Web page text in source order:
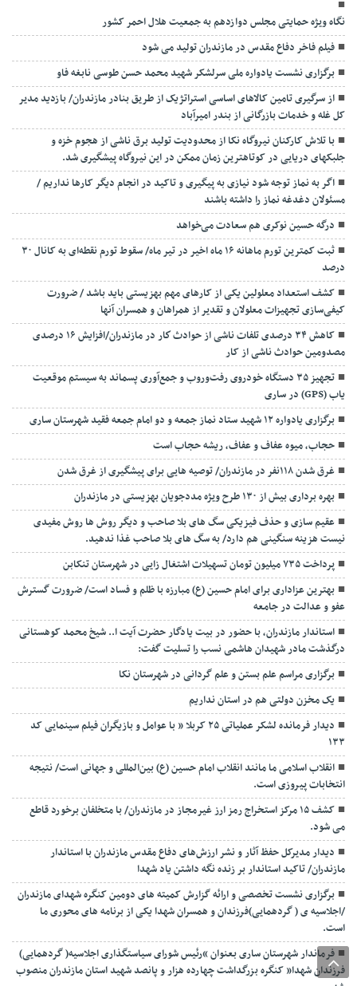
نگاه ویژه حمایتی مجلس دوازدهم به جمعیت هلال احمر کشور
فیلم فاخر دفاع مقدس در مازندران تولید می شود
برگزاری نشست یادواره ملی سرلشکر شهید محمد حسن طوسی نابغه فاو
از سرگیری تامین کالاهای اساسی استراتژیک از طریق بنادر مازندران/ بازدید مدیر
کل غله و خدمات بازرگانی از بندر امیرآباد
با تلاش کارکنان نیروگاه نکا از محدودیت تولید برق ناشی از هجوم خزه و
جلبکهای دریایی در کوتاهترین زمان ممکن در این نیروگاه پیشگیری شد.
اگر به نماز توجه شود نیازی به پیگیری و تاکید در انجام دیگر کارها نداریم /
مسئولان دغدغه نماز را داشته باشند
درگه حسین نوکری هم سعادت می‌خواهد
ثبت کمترین تورم ماهانه ۱۶ ماه اخیر در تیر ماه/ سقوط تورم نقطه‌ای به کانال ۳۰
درصد
کشف استعداد معلولین یکی از کارهای مهم بهزیستی باید باشد / ضرورت
کیفی‌سازی تجهیزات معلولان و تقدیر از همراهان و همسران آنها
کاهش ۳۴ درصدی تلفات ناشی از حوادث كار در مازندران/افزایش ۱۶ درصدی
مصدومین حوادث ناشی از کار
تجهیز ۳۵ دستگاه خودروی رفت‌وروب و جمع‌آوری پسماند به سیستم موقعیت
یاب (GPS) در ساری
برگزاری یادواره ۱۲ شهید ستاد نماز جمعه و دو امام جمعه فقید شهرستان ساری
حجاب، میوه عفاف و عفاف، ریشه حجاب است
غرق شدن ۱۱۸نفر در مازندران/ توصيه هايی برای پيشگيری از غرق شدن
بهره برداری بیش از ۱۳۰ طرح ویژه مددجویان بهزیستی در مازندران
عقیم سازی و حذف فیزیکی سگ های بلا صاحب و دیگر روش ها روش مفیدی
نیست هزینه سنگینی هم دارد/ به سگ های بلا صاحب غذا ندهید.
پرداخت ۷۳۵ میلیون تومان تسهیلات اشتغال زایی در شهرستان تنکابن
بهترین عزاداری برای امام حسین (ع) مبارزه با ظلم و فساد است/ ضرورت گسترش
عفو و عدالت در جامعه
استاندار مازندران، با حضور در بیت یادگار حضرت آیت ا.. شیخ محمد کوهستانی
درگذشت مادر شهیدان هاشمی نسب را تسلیت گفت:
برگزاری مراسم علم بستن و علم گردانی در شهرستان نکا
یک مخزن دولتی هم در استان نداریم
دیدار فرمانده لشکر عملیاتی ۲۵ کربلا ” با عوامل و بازیگران فیلم سینمایی کد
۱۳۳
انقلاب اسلامی ما مانند انقلاب امام حسین (ع) بین‌المللی و جهانی است/ نتیجه
انتخابات پیروزی است.
کشف ۱۵ مرکز استخراج رمز ارز غیرمجاز در مازندران/ با متخلفان برخورد قاطع
می شود.
دیدار مدیرکل حفظ آثار و نشر ارزش‌های دفاع مقدس مازندران با استاندار
مازندران/ تاکید استاندار بر زنده نگه داشتن یاد شهدا
برگزاری نشست تخصصی و ارائه گزارش کمیته های دومین کنگره شهدای مازندران
/اجلاسیه ی ( گردهمایی)فرزندان و همسران شهدا یکی از برنامه های محوری ما
است.
فرماندار شهرستان ساری بعنوان “رئیس شورای سیاستگذاری اجلاسیه( گردهمایی)
فرزندان شهدا” کنگره بزرگداشت چهارده هزار و پانصد شهید استان مازندران منصوب